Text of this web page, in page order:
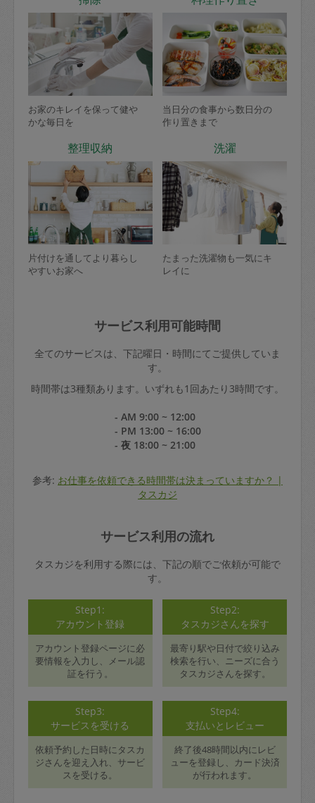
お家のキレイを保って健や
かな毎日を
当日分の食事から数日分の
作り置きまで
整理収納
片付けを通してより暮らし
やすいお家へ
洗濯
たまった洗濯物も一気にキ
レイに
サービス利用可能時間
全てのサービスは、下記曜日・時間にてご提供していま
す。
時間帯は3種類あります。いずれも1回あたり3時間です。
- AM 9:00 ~ 12:00
- PM 13:00 ~ 16:00
- 夜 18:00 ~ 21:00
参考: お仕事を依頼できる時間帯は決まっていますか？ |
タスカジ
サービス利用の流れ
タスカジを利用する際には、下記の順でご依頼が可能で
す。
Step1:
アカウント登録
アカウント登録ページに必
要情報を入力し、メール認
証を行う。
Step2:
タスカジさんを探す
最寄り駅や日付で絞り込み
検索を行い、ニーズに合う
タスカジさんを探す。
Step3:
サービスを受ける
依頼予約した日時にタスカ
ジさんを迎え入れ、サービ
スを受ける。
Step4:
支払いとレビュー
終了後48時間以内にレビ
ューを登録し、カード決済
が行われます。